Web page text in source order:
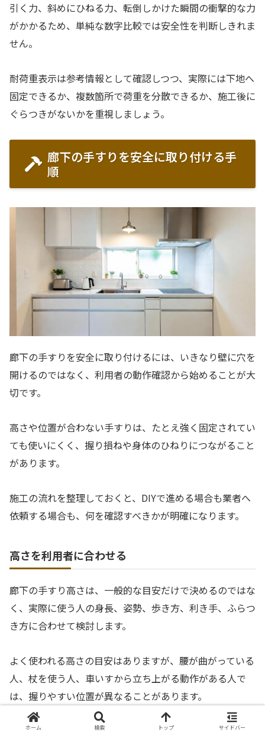
引く力、斜めにひねる力、転倒しかけた瞬間の衝撃的な力
がかかるため、単純な数字比較では安全性を判断しきれま
せん。
耐荷重表示は参考情報として確認しつつ、実際には下地へ
固定できるか、複数箇所で荷重を分散できるか、施工後に
ぐらつきがないかを重視しましょう。
廊下の手すりを安全に取り付ける手
順
廊下の手すりを安全に取り付けるには、いきなり壁に穴を
開けるのではなく、利用者の動作確認から始めることが大
切です。
高さや位置が合わない手すりは、たとえ強く固定されてい
ても使いにくく、握り損ねや身体のひねりにつながること
があります。
施工の流れを整理しておくと、DIYで進める場合も業者へ
依頼する場合も、何を確認すべきかが明確になります。
高さを利用者に合わせる
廊下の手すり高さは、一般的な目安だけで決めるのではな
く、実際に使う人の身長、姿勢、歩き方、利き手、ふらつ
き方に合わせて検討します。
よく使われる高さの目安はありますが、腰が曲がっている
人、杖を使う人、車いすから立ち上がる動作がある人で
は、握りやすい位置が異なることがあります。
仮の高さをマスキングテープなどで壁に示し、利用者に廊
ホーム 検索 トップ サイドバー